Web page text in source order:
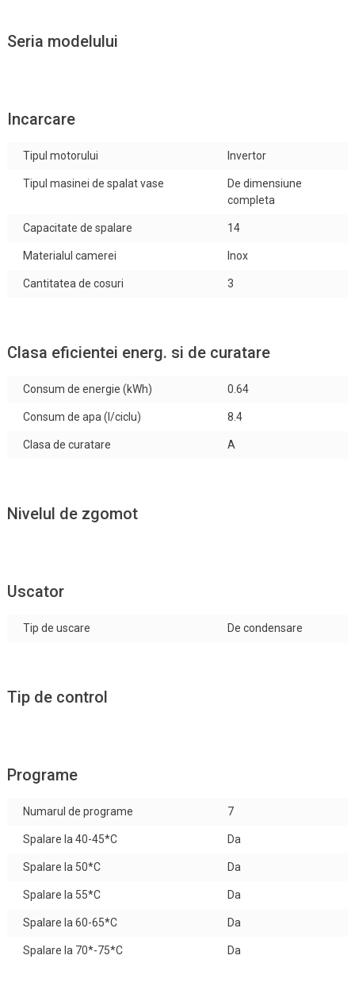
Seria modelului
Incarcare
Tipul motorului Invertor
Tipul masinei de spalat vase
De dimensiune
completa
Capacitate de spalare 14
Materialul camerei Inox
Cantitatea de cosuri 3
Clasa eficientei energ. si de curatare
Consum de energie (kWh) 0.64
Consum de apa (l/ciclu) 8.4
Clasa de curatare A
Nivelul de zgomot
Uscator
Tip de uscare De condensare
Tip de control
Programe
Numarul de programe 7
Spalare la 40-45*C Da
Spalare la 50*C Da
Spalare la 55*C Da
Spalare la 60-65*C Da
Spalare la 70*-75*C Da